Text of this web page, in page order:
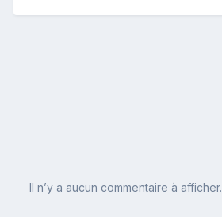
Il n’y a aucun commentaire à afficher.